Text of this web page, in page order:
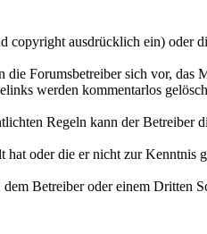
copyright ausdrücklich ein) oder
Forumsbetreiber sich vor, das
werden kommentarlos
Regeln kann der Betreiber
oder die er nicht zur Kenntnis
Betreiber oder einem Dritten